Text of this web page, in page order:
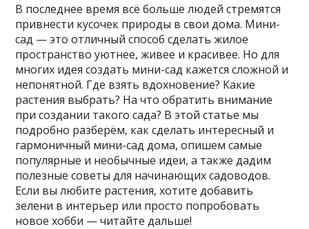
В последнее время всё больше людей стремятся
привнести кусочек природы в свои дома. Мини-
сад — это отличный способ сделать жилое
пространство уютнее, живее и красивее. Но для
многих идея создать мини-сад кажется сложной и
непонятной. Где взять вдохновение? Какие
растения выбрать? На что обратить внимание
при создании такого сада? В этой статье мы
подробно разберём, как сделать интересный и
гармоничный мини-сад дома, опишем самые
популярные и необычные идеи, а также дадим
полезные советы для начинающих садоводов.
Если вы любите растения, хотите добавить
зелени в интерьер или просто попробовать
новое хобби — читайте дальше!